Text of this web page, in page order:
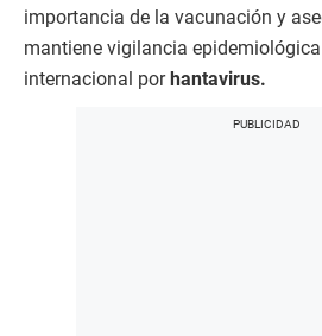
importancia de la vacunación y
mantiene vigilancia
internacional por hantavirus.